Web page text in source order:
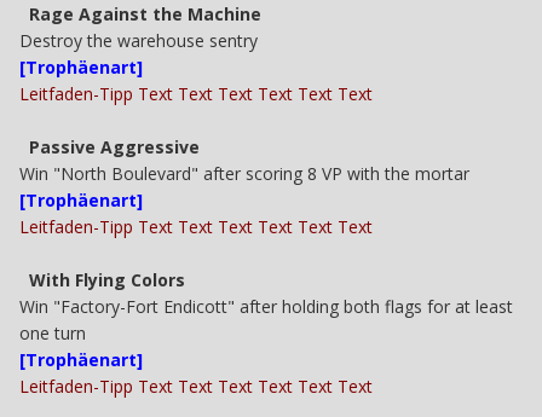
Rage Against the Machine
Destroy the warehouse sentry
[Trophäenart]
Leitfaden-Tipp Text Text Text Text Text Text
Passive Aggressive
Win "North Boulevard" after scoring 8 VP with the mortar
[Trophäenart]
Leitfaden-Tipp Text Text Text Text Text Text
With Flying Colors
Win "Factory-Fort Endicott" after holding both flags for at least
one turn
[Trophäenart]
Leitfaden-Tipp Text Text Text Text Text Text